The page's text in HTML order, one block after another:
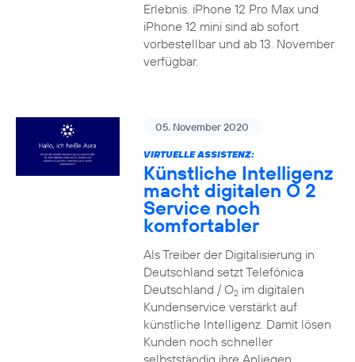
Erlebnis. iPhone 12 Pro Max und
iPhone 12 mini sind ab sofort
vorbestellbar und ab 13. November
verfügbar.
05. November 2020
VIRTUELLE ASSISTENZ:
Künstliche Intelligenz
macht digitalen O 2
Service noch
komfortabler
Als Treiber der Digitalisierung in
Deutschland setzt Telefónica
Deutschland / O2im digitalen
Kundenservice verstärkt auf
künstliche Intelligenz. Damit lösen
Kunden noch schneller
selbstständig ihre Anliegen.